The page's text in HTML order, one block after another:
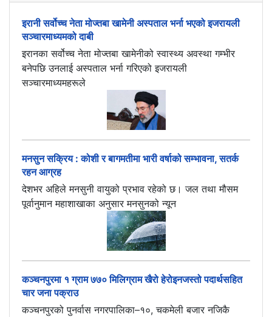
इरानी सर्वोच्च नेता मोज्तबा खामेनी अस्पताल भर्ना भएको इजरायली
सञ्चारमाध्यमको दाबी
इरानका सर्वोच्च नेता मोज्तबा खामेनीको स्वास्थ्य अवस्था गम्भीर
बनेपछि उनलाई अस्पताल भर्ना गरिएको इजरायली
सञ्चारमाध्यमहरूले
मनसुन सक्रिय : कोशी र बागमतीमा भारी वर्षाको सम्भावना, सतर्क
रहन आग्रह
देशभर अहिले मनसुनी वायुको प्रभाव रहेको छ। जल तथा मौसम
पूर्वानुमान महाशाखाका अनुसार मनसुनको न्यून
कञ्चनपुरमा १ ग्राम ७७० मिलिग्राम खैरो हेरोइनजस्तो पदार्थसहित
चार जना पक्राउ
कञ्चनपुरको पुनर्वास नगरपालिका–१०, चकमेली बजार नजिकै